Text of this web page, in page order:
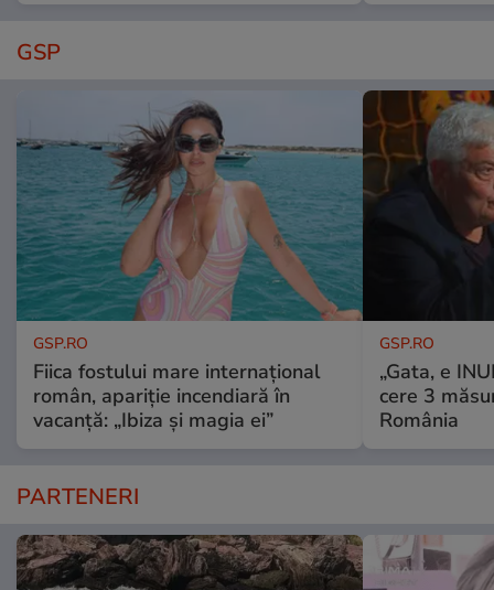
GSP
GSP.RO
Fiica fostului mare internațional
român, apariție incendiară în
vacanță: „Ibiza și magia ei”
GSP.RO
„Gata, e
cere 3
România
PARTENERI